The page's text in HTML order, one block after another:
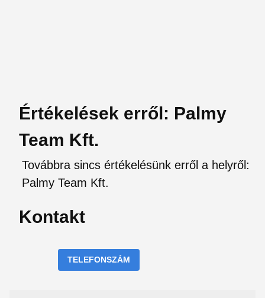
Értékelések erről: Palmy
Team Kft.
Továbbra sincs értékelésünk erről a helyről:
Palmy Team Kft.
Kontakt
TELEFONSZÁM